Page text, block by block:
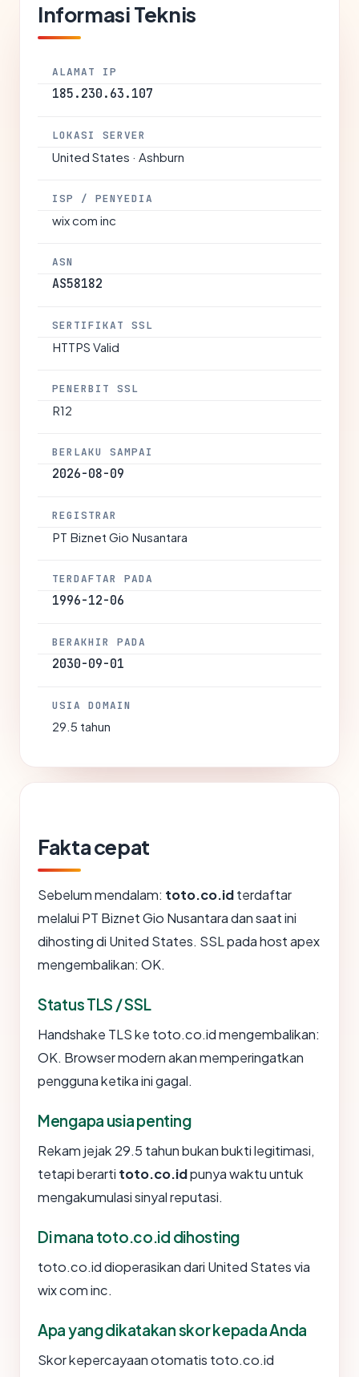
Informasi Teknis
ALAMAT IP
185.230.63.107
LOKASI SERVER
United States · Ashburn
ISP / PENYEDIA
wix com inc
ASN
AS58182
SERTIFIKAT SSL
HTTPS Valid
PENERBIT SSL
R12
BERLAKU SAMPAI
2026-08-09
REGISTRAR
PT Biznet Gio Nusantara
TERDAFTAR PADA
1996-12-06
BERAKHIR PADA
2030-09-01
USIA DOMAIN
29.5 tahun
Fakta cepat
Sebelum mendalam: toto.co.idterdaftar
melalui PT Biznet Gio Nusantara dan saat ini
dihosting di United States. SSL pada host apex
mengembalikan: OK.
Status TLS / SSL
Handshake TLS ke toto.co.id mengembalikan:
OK. Browser modern akan memperingatkan
pengguna ketika ini gagal.
Mengapa usia penting
Rekam jejak 29.5 tahun bukan bukti legitimasi,
tetapi berarti toto.co.idpunya waktu untuk
mengakumulasi sinyal reputasi.
Di mana toto.co.id dihosting
toto.co.id dioperasikan dari United States via
wix com inc.
Apa yang dikatakan skor kepada Anda
Skor kepercayaan otomatis toto.co.id